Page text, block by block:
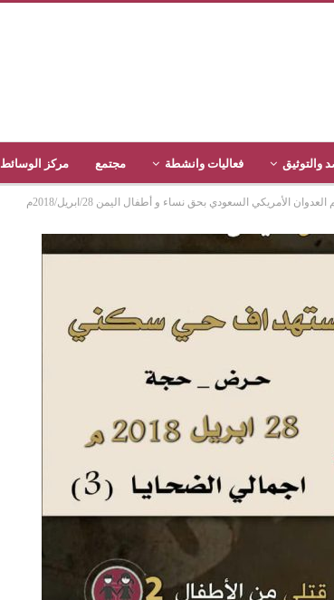
والتوثيق فعاليات وانشطة مجتمع مركز الوسائط
الأمريكي السعودي بحق نساء و أطفال اليمن 28/ابريل/2018م